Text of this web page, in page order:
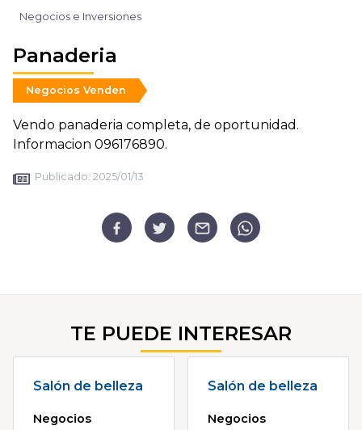
Negocios e Inversiones
Panaderia
Negocios Venden
Vendo panaderia completa, de oportunidad.
Informacion 096176890.
Publicado: 2025/01/13
TE PUEDE INTERESAR
Salón de belleza
Negocios
Salón de belleza
Negocios